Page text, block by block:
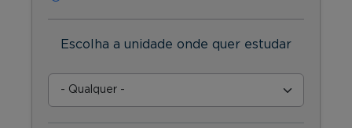
Escolha a unidade onde quer estudar